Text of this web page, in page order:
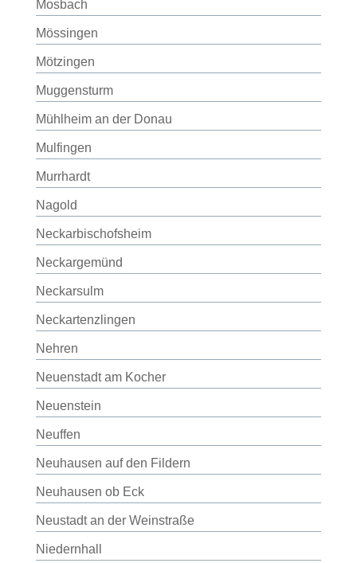
Mosbach
Mössingen
Mötzingen
Muggensturm
Mühlheim an der Donau
Mulfingen
Murrhardt
Nagold
Neckarbischofsheim
Neckargemünd
Neckarsulm
Neckartenzlingen
Nehren
Neuenstadt am Kocher
Neuenstein
Neuffen
Neuhausen auf den Fildern
Neuhausen ob Eck
Neustadt an der Weinstraße
Niedernhall